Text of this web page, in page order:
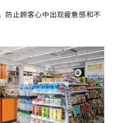
防止顾客心中出现疲惫感和不